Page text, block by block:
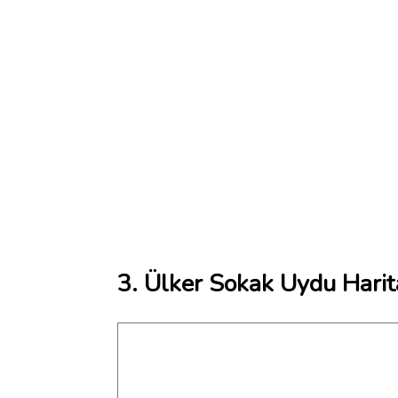
3. Ülker Sokak Uydu